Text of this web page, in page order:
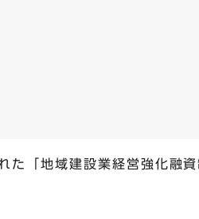
た「地域建設業経営強化融資